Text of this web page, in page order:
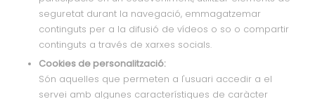
seguretat durant la navegació, emmagatzemar
continguts per a la difusió de vídeos o so o compartir
continguts a través de xarxes socials.
Cookies de personalització:
Són aquelles que permeten a l'usuari accedir a el
servei amb algunes característiques de caràcter